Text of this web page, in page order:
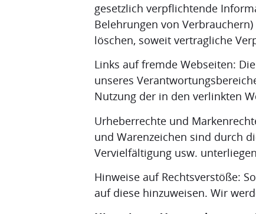
gesetzlich verpflichtende
Belehrungen von
löschen, soweit vertragliche
Links auf fremde Webseiten:
unseres
Nutzung der in den verlinkten
Urheberrechte und
und Warenzeichen sind durch
Vervielfältigung usw.
Hinweise auf Rechtsverstöße:
auf diese hinzuweisen. Wir